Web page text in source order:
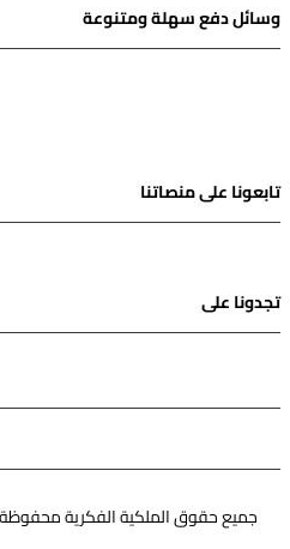
وسائل دفع سهلة ومتنوعة
تابعونا على منصاتنا
tok
تجدونا على
جميع حقوق الملكية الفكرية